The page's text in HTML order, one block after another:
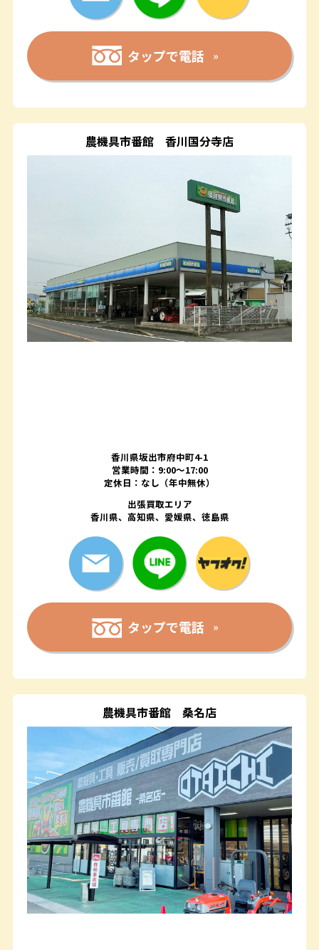
タップで電話
農機具市番館 香川国分寺店
香川県坂出市府中町4-1
営業時間：9:00～17:00
定休日：なし（年中無休）
出張買取エリア
香川県、高知県、愛媛県、徳島県
タップで電話
農機具市番館 桑名店